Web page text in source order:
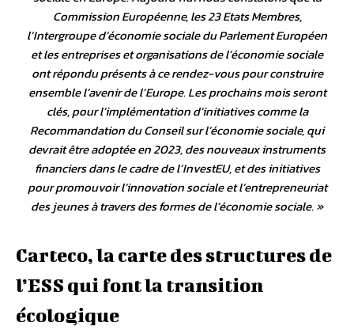
Commission Européenne, les 23 Etats Membres,
l’Intergroupe d’économie sociale du Parlement Européen
et les entreprises et organisations de l’économie sociale
ont répondu présents à ce rendez-vous pour construire
ensemble l’avenir de l’Europe. Les prochains mois seront
clés, pour l’implémentation d’initiatives comme la
Recommandation du Conseil sur l’économie sociale, qui
devrait être adoptée en 2023, des nouveaux instruments
financiers dans le cadre de l’InvestEU, et des initiatives
pour promouvoir l’innovation sociale et l’entrepreneuriat
des jeunes à travers des formes de l’économie sociale. »
Carteco, la carte des structures de
l’ESS qui font la transition
écologique